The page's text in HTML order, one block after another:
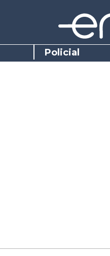
Policial